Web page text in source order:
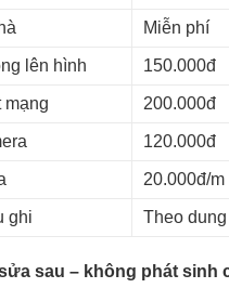
Miễn phí
lên hình 150.000đ
mạng 200.000đ
120.000đ
20.000đ/m
ghi Theo
sau – không phát sinh